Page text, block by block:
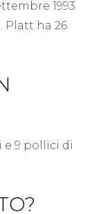
1993
Platt ha 26
e 9 pollici di